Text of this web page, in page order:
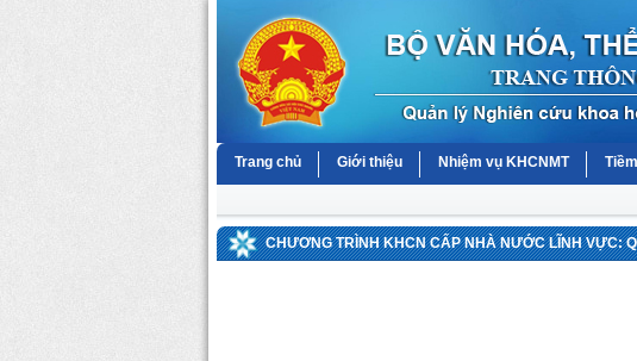
Trang chủ Giới thiệu Nhiệm vụ KHCNMT
CHƯƠNG TRÌNH KHCN CẤP NHÀ NƯỚC LĨNH VỰC: